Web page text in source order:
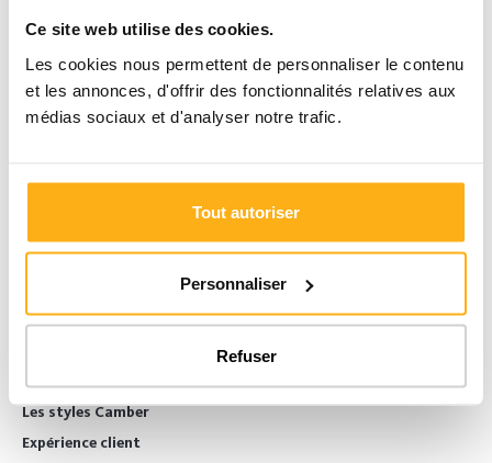
Ce site web utilise des cookies.
Les cookies nous permettent de personnaliser le contenu
et les annonces, d'offrir des fonctionnalités relatives aux
médias sociaux et d'analyser notre trafic.
Tout autoriser
Personnaliser
Refuser
Un projet en tête ?
Laissez-vous inspirer par nos placards sur mesure
et découvrez notre savoir-faire
LAISSEZ-VOUS INSPIRER
Camber Magazine
Les styles Camber
Expérience client